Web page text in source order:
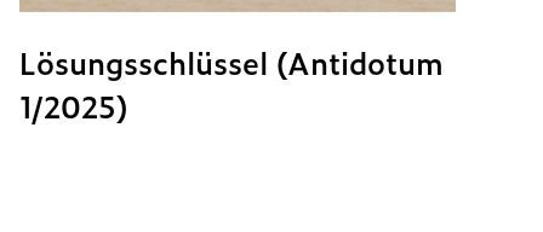
Lösungsschlüssel (Antidotum
1/2025)